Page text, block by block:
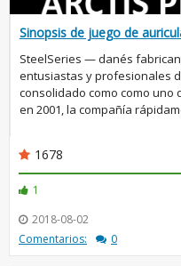
Sinopsis de juego de
SteelSeries — danés
entusiastas y profesionales
consolidado como como uno
en 2001, la compañía
1678
1
2018-08-02
Comentarios:
0